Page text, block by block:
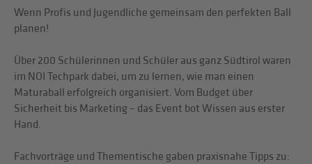
Wenn Profis und Jugendliche gemeinsam den perfekten Ball
planen!
Über 200 Schülerinnen und Schüler aus ganz Südtirol waren
im NOI Techpark dabei, um zu lernen, wie man einen
Maturaball erfolgreich organisiert. Vom Budget über
Sicherheit bis Marketing – das Event bot Wissen aus erster
Hand.
Fachvorträge und Thementische gaben praxisnahe Tipps zu: